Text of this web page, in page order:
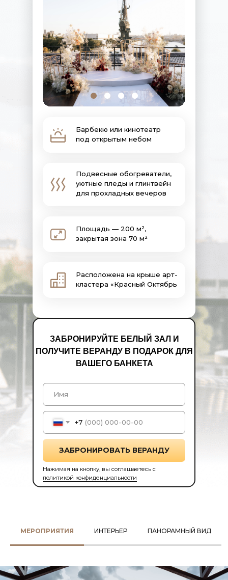
Барбекю или кинотеатр
под открытым небом
Подвесные обогреватели,
уютные пледы и глинтвейн
для прохладных вечеров
Площадь — 200 м²,
закрытая зона 70 м²
Расположена на крыше арт-
кластера «Красный Октябрь
+7
ЗАБРОНИРОВАТЬ ВЕРАНДУ
ЗАБРОНИРУЙТЕ БЕЛЫЙ ЗАЛ И
ПОЛУЧИТЕ ВЕРАНДУ В ПОДАРОК ДЛЯ
ВАШЕГО БАНКЕТА
Нажимая на кнопку, вы соглашаетесь с
политикой конфиденциальности
МЕРОПРИЯТИЯ ИНТЕРЬЕР ПАНОРАМНЫЙ ВИД